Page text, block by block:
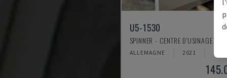
U5-1530
SPINNER - CENTRE D'USINAGE
ALLEMAGNE 2021